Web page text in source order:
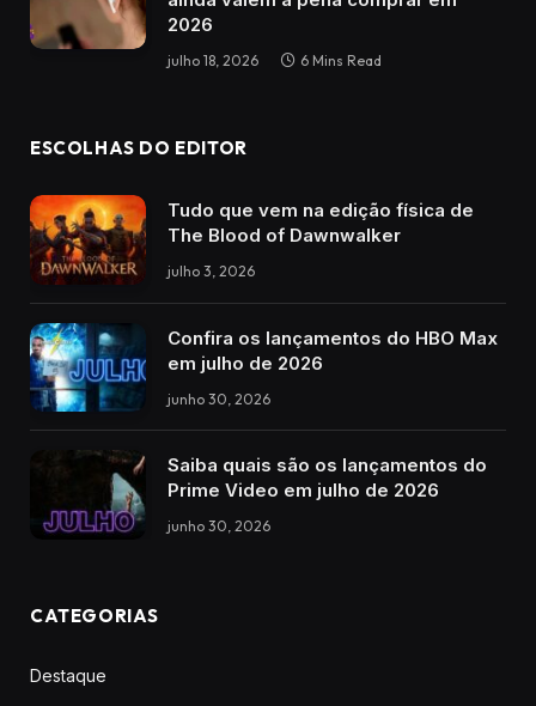
2026
julho 18, 2026 6 Mins Read
ESCOLHAS DO EDITOR
Tudo que vem na edição física de
The Blood of Dawnwalker
julho 3, 2026
Confira os lançamentos do HBO Max
em julho de 2026
junho 30, 2026
Saiba quais são os lançamentos do
Prime Video em julho de 2026
junho 30, 2026
CATEGORIAS
Destaque